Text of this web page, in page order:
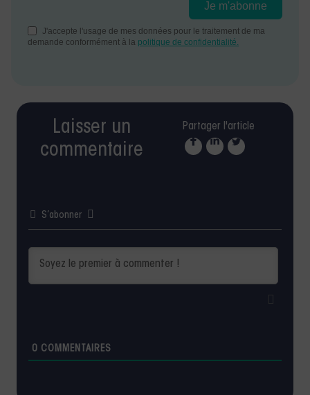
Laisser un
commentaire
Partager l'article
S’abonner
0 COMMENTAIRES